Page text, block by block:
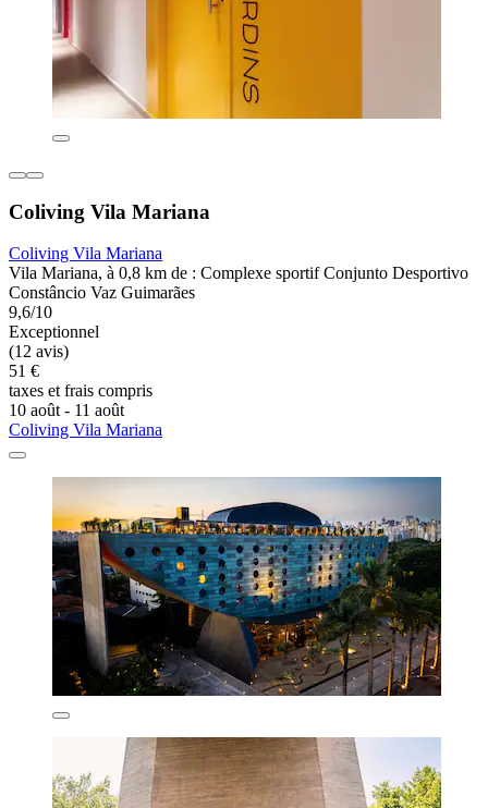
Coliving Vila Mariana
Coliving Vila Mariana
Vila Mariana, à 0,8 km de : Complexe sportif Conjunto Desportivo
Constâncio Vaz Guimarães
9,6/10
Exceptionnel
(12 avis)
51 €
taxes et frais compris
10 août - 11 août
Coliving Vila Mariana